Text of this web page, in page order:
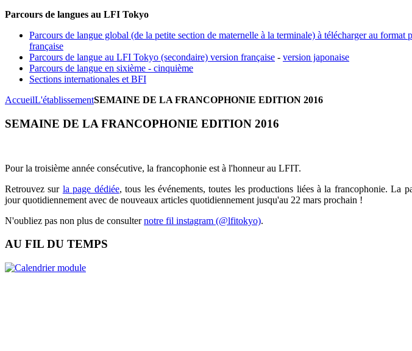
Parcours de langues au LFI Tokyo
Parcours de langue global (de la petite section de maternelle à la terminale) à télécharger au format
française
Parcours de langue au LFI Tokyo (secondaire) version française - version japonaise
Parcours de langue en sixième - cinquième
Sections internationales et BFI
AccueilL'établissementSEMAINE DE LA FRANCOPHONIE EDITION 2016
SEMAINE DE LA FRANCOPHONIE EDITION 2016
Pour la troisième année consécutive, la francophonie est à l'honneur au LFIT.
Retrouvez sur la page dédiée, tous les événements, toutes les productions liées à la francophonie. La
jour quotidiennement avec de nouveaux articles quotidiennement jusqu'au 22 mars prochain !
N'oubliez pas non plus de consulternotre fil instagram (@lfitokyo).
AU FIL DU TEMPS